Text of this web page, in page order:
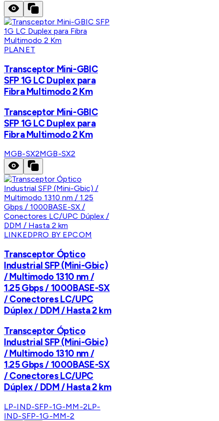
PLANET
Transceptor Mini-GBIC
SFP 1G LC Duplex para
Fibra Multimodo 2 Km
Transceptor Mini-GBIC
SFP 1G LC Duplex para
Fibra Multimodo 2 Km
MGB-SX2MGB-SX2
LINKEDPRO BY EPCOM
Transceptor Óptico
Industrial SFP (Mini-Gbic)
/ Multimodo 1310 nm /
1.25 Gbps / 1000BASE-SX
/ Conectores LC/UPC
Dúplex / DDM / Hasta 2 km
Transceptor Óptico
Industrial SFP (Mini-Gbic)
/ Multimodo 1310 nm /
1.25 Gbps / 1000BASE-SX
/ Conectores LC/UPC
Dúplex / DDM / Hasta 2 km
LP-IND-SFP-1G-MM-2LP-
IND-SFP-1G-MM-2